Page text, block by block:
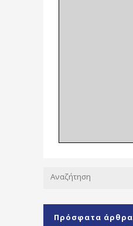
Πρόσφατα άρθρα